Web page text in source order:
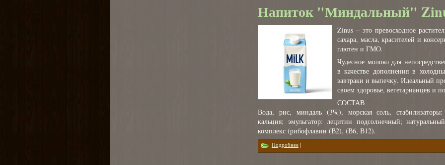
Напиток "Миндальный"
Zinus – это превосходное
сахара, масла, красителей и
глютен и ГМО.
Чудесное молоко для
в качестве дополнения в
завтраки и выпечку. Идеальный
своем здоровье, вегетарианцев и
СОСТАВ
Вода, рис, миндаль (3%), морская соль, стабилизаторы:
кальция; эмульгатор: лецитин подсолнечный;
комплекс (рибофлавин (В2), (В6, В12).
Подробнее о Напиток "Миндальный" Zinus 1л
|